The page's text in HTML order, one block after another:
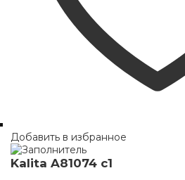
Добавить в избранное
Kalita A81074 c1